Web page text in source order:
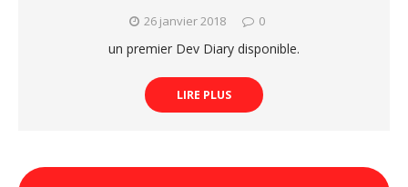
26 janvier 2018 0
un premier Dev Diary disponible.
LIRE PLUS